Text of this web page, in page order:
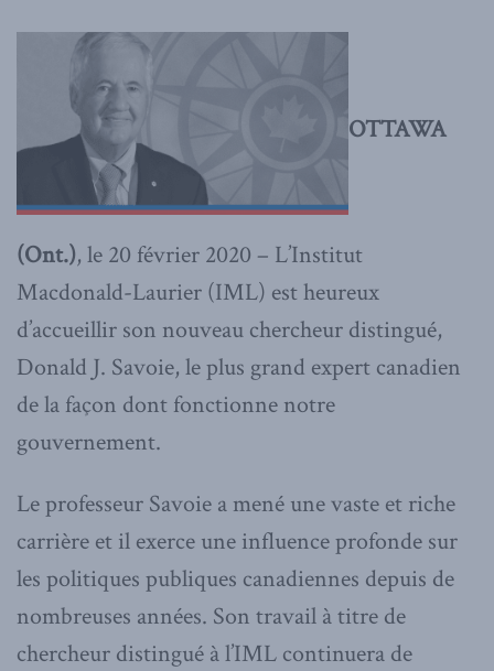
OTTAWA
(Ont.), le 20 février 2020 – L’Institut
Macdonald-Laurier (IML) est heureux
d’accueillir son nouveau chercheur distingué,
Donald J. Savoie, le plus grand expert canadien
de la façon dont fonctionne notre
gouvernement.
Le professeur Savoie a mené une vaste et riche
carrière et il exerce une influence profonde sur
les politiques publiques canadiennes depuis de
nombreuses années. Son travail à titre de
chercheur distingué à l’IML continuera de